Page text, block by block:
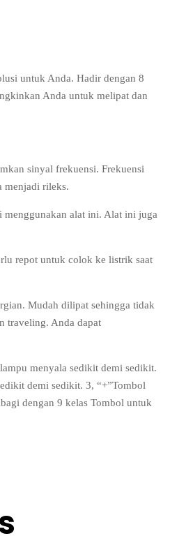
untuk Anda. Hadir dengan 8
Anda untuk melipat dan
sinyal frekuensi. Frekuensi
menjadi rileks.
menggunakan alat ini. Alat ini juga
repot untuk colok ke listrik saat
Mudah dilipat sehingga tidak
traveling. Anda dapat
menyala sedikit demi sedikit.
demi sedikit. 3, “+”Tombol
dengan 9 kelas Tombol untuk